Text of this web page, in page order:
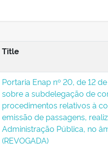
Title
Portaria Enap nº 20, de 12
sobre a subdelegação de
procedimentos relativos à
emissão de passagens,
Administração Pública, no
(REVOGADA)